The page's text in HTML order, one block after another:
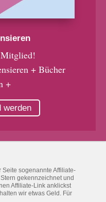
Mitglied!
+ Bücher
+
werden
sogenannte Affiliate-
gekennzeichnet und
Affiliate-Link anklickst
wir etwas Geld. Für